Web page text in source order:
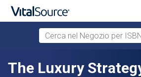
Passa al contenuto principale
Cerca nel Negozio per ISBN,
The Luxury